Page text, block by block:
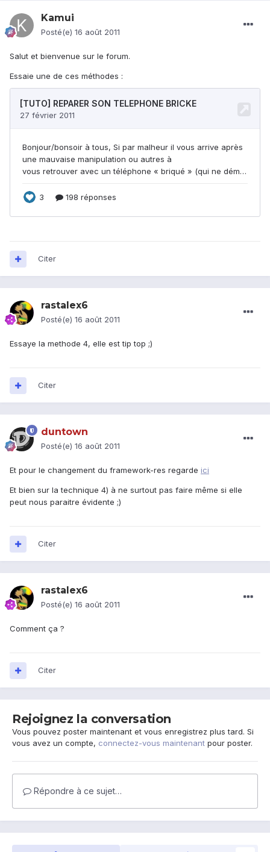
Kamui
Posté(e) 16 août 2011
Salut et bienvenue sur le forum.
Essaie une de ces méthodes :
Citer
rastalex6
Posté(e) 16 août 2011
Essaye la methode 4, elle est tip top ;)
Citer
duntown
Posté(e) 16 août 2011
Et pour le changement du framework-res regarde ici
Et bien sur la technique 4) à ne surtout pas faire même si elle
peut nous paraitre évidente ;)
Citer
rastalex6
Posté(e) 16 août 2011
Comment ça ?
Citer
Rejoignez la conversation
Vous pouvez poster maintenant et vous enregistrez plus tard. Si
vous avez un compte, connectez-vous maintenant pour poster.
Répondre à ce sujet…